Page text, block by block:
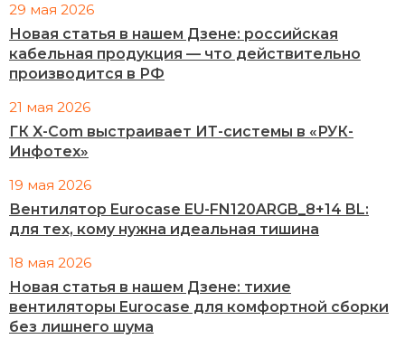
29 мая 2026
Новая статья в нашем Дзене: российская
кабельная продукция — что действительно
производится в РФ
21 мая 2026
ГК X-Com выстраивает ИТ-системы в «РУК-
Инфотех»
19 мая 2026
Вентилятор Eurocase EU-FN120ARGB_8+14 BL:
для тех, кому нужна идеальная тишина
18 мая 2026
Новая статья в нашем Дзене: тихие
вентиляторы Eurocase для комфортной сборки
без лишнего шума